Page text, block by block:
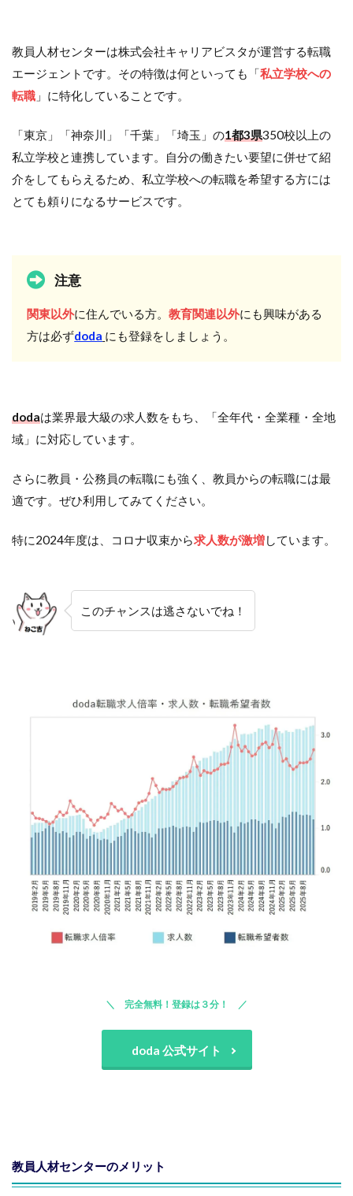
教員人材センターは株式会社キャリアビスタが運営する転職
エージェントです。その特徴は何といっても「私立学校への
転職 」に特化していることです。
「東京」「神奈川」「千葉」「埼玉」の1都3県350校以上の
私立学校と連携しています。自分の働きたい要望に併せて紹
介をしてもらえるため、私立学校への転職を希望する方には
とても頼りになるサービスです。
注意
関東以外に住んでいる方。教育関連以外にも興味がある
方は必ずdoda にも登録をしましょう。
dodaは業界最大級の求人数をもち、「全年代・全業種・全地
域」に対応しています。
さらに教員・公務員の転職にも強く、教員からの転職には最
適です。ぜひ利用してみてください。
特に2024年度は、コロナ収束から求人数が激増しています。
このチャンスは逃さないでね！
完全無料！登録は３分！
doda 公式サイト
教員人材センターのメリット